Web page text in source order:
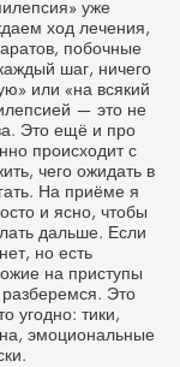
уже
ход лечения,
побочные
шаг, ничего
или «на всякий
— это не
Это ещё и про
происходит с
чего ожидать в
На приёме я
и ясно, чтобы
дальше. Если
но есть
на приступы
Это
угодно: тики,
эмоциональные